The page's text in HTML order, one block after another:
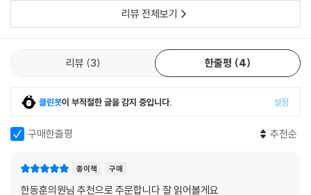
특히 한반도는 복잡한 동맹 관계와 지정학적 중요성, 대량살상무기의 존재
곳이다. 북한의 선제공격 혹은 국지적 도발, 북한 정권의 갑작스러운 붕괴
등 상황을 촉발시킬 요소는 수없이 많다. 만약 전쟁이 발발하면 1953년 체
결된 한미상호방위조약에 따라 미국의 개입이 원칙적으로 예정되어 있으
며, 이에 따라 중국과 러시아가 한반도에서 미국 및 그 동맹과 충돌하는 전
개는 전혀 불가능하지 않다. 무엇보다 위험한 것은, 한반도의 경우 특히 사
태가 급격히 심화할 것이기에 강대국 간 타협을 모색하거나 합리적인 전략
태에 빠질 수 있다는 점이다.
것이 아니라 상황에 따른 사람들의 행동,
리뷰 전체보기
리뷰 3 한줄평 4
클린봇이 부적절한 글을 감지 중입니다. 설정
구매한줄평 추천순
종이책 구매
한동훈의원님 추천으로 주문합니다 잘 읽어볼게요